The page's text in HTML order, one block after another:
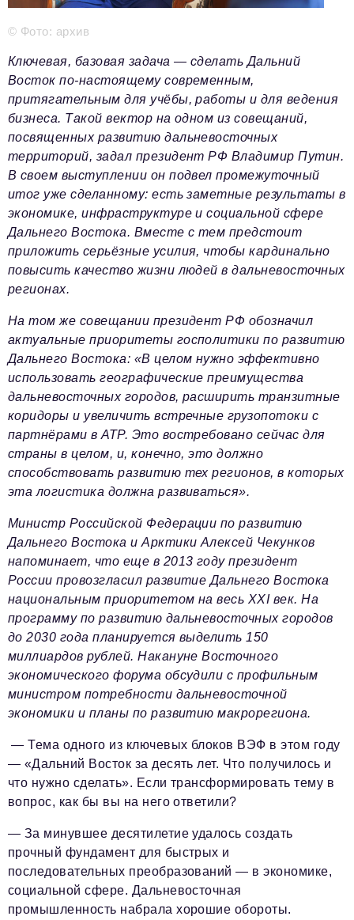
Отдел распространения/редакционная подписка
partner@business-magazine.online
© Фото: архив
Ключевая, базовая задача — сделать Дальний
Восток по-настоящему современным,
притягательным для учёбы, работы и для ведения
бизнеса. Такой вектор на одном из совещаний,
посвященных развитию дальневосточных
территорий, задал президент РФ Владимир Путин.
В своем выступлении он подвел промежуточный
итог уже сделанному: есть заметные результаты в
экономике, инфраструктуре и социальной сфере
Дальнего Востока. Вместе с тем предстоит
приложить серьёзные усилия, чтобы кардинально
повысить качество жизни людей в дальневосточных
регионах.
На том же совещании президент РФ обозначил
актуальные приоритеты госполитики по развитию
Дальнего Востока: «В целом нужно эффективно
использовать географические преимущества
дальневосточных городов, расширить транзитные
коридоры и увеличить встречные грузопотоки с
партнёрами в АТР. Это востребовано сейчас для
страны в целом, и, конечно, это должно
способствовать развитию тех регионов, в которых
эта логистика должна развиваться».
Министр Российской Федерации по развитию
Дальнего Востока и Арктики Алексей Чекунков
напоминает, что еще в 2013 году президент
России провозгласил развитие Дальнего Востока
национальным приоритетом на весь XXI век. На
программу по развитию дальневосточных городов
до 2030 года планируется выделить 150
миллиардов рублей. Накануне Восточного
экономического форума обсудили с профильным
министром потребности дальневосточной
экономики и планы по развитию макрорегиона.
— Тема одного из ключевых блоков ВЭФ в этом году
— «Дальний Восток за десять лет. Что получилось и
что нужно сделать». Если трансформировать тему в
вопрос, как бы вы на него ответили?
— За минувшее десятилетие удалось создать
прочный фундамент для быстрых и
последовательных преобразований — в экономике,
социальной сфере. Дальневосточная
промышленность набрала хорошие обороты.